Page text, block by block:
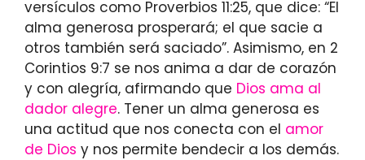
versículos como Proverbios 11:25, que dice: “El
alma generosa prosperará; el que sacie a
otros también será saciado”. Asimismo, en 2
Corintios 9:7 se nos anima a dar de corazón
y con alegría, afirmando que Dios ama al
dador alegre. Tener un alma generosa es
una actitud que nos conecta con el amor
de Dios y nos permite bendecir a los demás.